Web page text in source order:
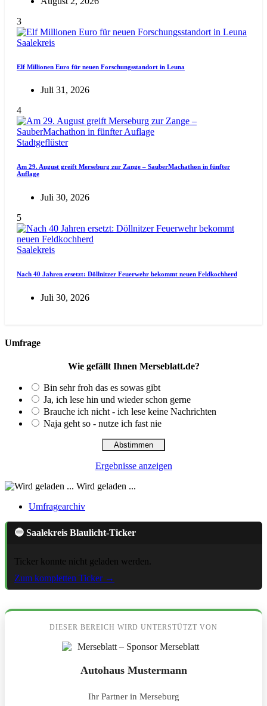
3
Saalekreis
Elf Millionen Euro für neuen Forschungsstandort in Leuna
Juli 31, 2026
4
Stadtgeflüster
Am 29. August greift Merseburg zur Zange – SauberMachathon in fünfter
Auflage
Juli 30, 2026
5
Saalekreis
Nach 40 Jahren ersetzt: Döllnitzer Feuerwehr bekommt neuen Feldkochherd
Juli 30, 2026
Umfrage
Wie gefällt Ihnen Merseblatt.de?
Bin sehr froh das es sowas gibt
Ja, ich lese hin und wieder schon gerne
Brauche ich nicht - ich lese keine Nachrichten
Naja geht so - nutze ich fast nie
Ergebnisse anzeigen
Wird geladen ...
Umfragearchiv
🔵 Saalekreis Blaulicht-Ticker
Ticker konnte nicht geladen werden.
Zum kompletten Ticker →
DIESER BEREICH WIRD UNTERSTÜTZT VON
Autohaus Mustermann
Ihr Partner in Merseburg